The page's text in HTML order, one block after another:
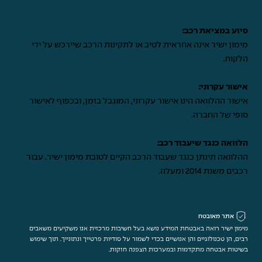
סיוע במציאת רכב:
מימון ישיר אינה אחראית לטיב או לתקינות הרכב שיירכש על ידי
הלקוח.
אישור עקרוני:
אישור ההלוואה הינו אישור עקרוני, המוגבל בזמן, ובכפוף לאישור
סופי של החברה.
הלוואה כנגד שיעבוד רכב:
ההלוואה תינתן כנגד שעבוד הרכב הקיים לטובת מימון ישיר. עבור
רכבים משנת 2014 ומעלה.
אתר מאובטח
מימון ישיר רואה באבטחת המידע נושא בעל חשיבות מרכזית אנו משקיעים משאבים
רבים, הן טכנולוגיים והן אנושיים בכדי לשמור על סודיות פרטייך ונתונייך. תוך שימוש
בשיטות אבטחה מתקדמות ובמערכות הצפנה חזקות.